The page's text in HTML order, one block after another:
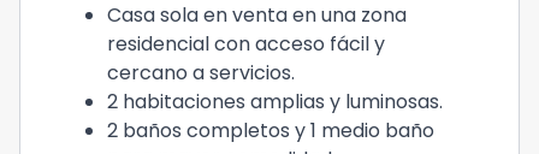
Casa sola en venta en una zona
residencial con acceso fácil y
cercano a servicios.
2 habitaciones amplias y luminosas.
2 baños completos y 1 medio baño